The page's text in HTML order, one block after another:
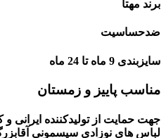
برند مهتا
ضدحساسیت
سایزبندی 9 ماه تا 24 ماه
مناسب پاییز و زمستان
جهت حمایت از تولیدکننده ایرانی و
لباس های نوزادی سیسمونی